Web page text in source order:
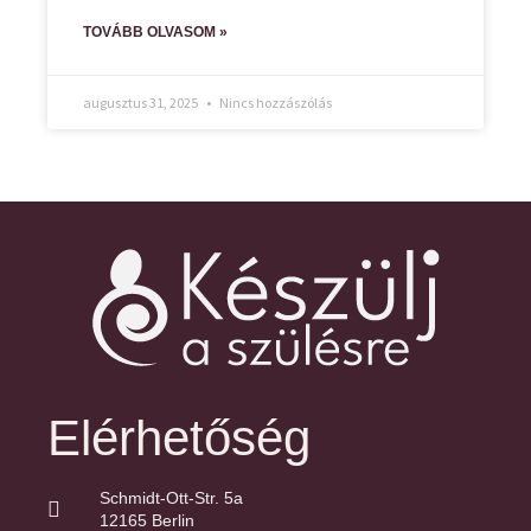
TOVÁBB OLVASOM »
augusztus 31, 2025 Nincs hozzászólás
Elérhetőség
Schmidt-Ott-Str. 5a
12165 Berlin